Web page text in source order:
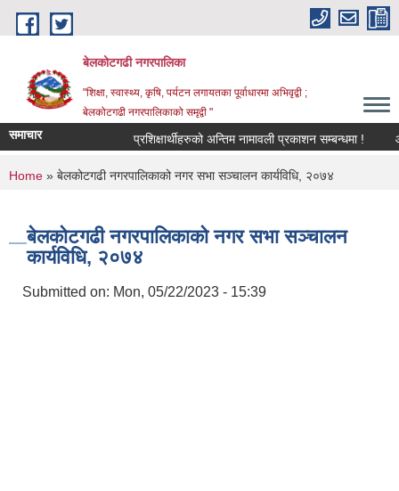
Skip to main content
बेलकोटगढी नगरपालिका
"शिक्षा, स्वास्थ्य, कृषि, पर्यटन लगायतका पूर्वाधारमा अभिवृद्वी ;
बेलकोटगढी नगरपालिकाको समृद्वी "
समाचार प्रशिक्षार्थीहरुको अन्तिम नामावली प्रकाशन सम्बन्धमा !
You are here
Home » बेलकोटगढी नगरपालिकाको नगर सभा सञ्चालन कार्यविधि, २०७४
बेलकोटगढी नगरपालिकाको नगर सभा सञ्चालन
कार्यविधि, २०७४
Submitted on: Mon, 05/22/2023 - 15:39